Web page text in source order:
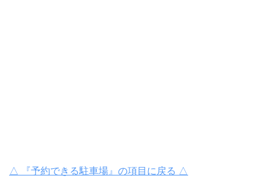
△ 『予約できる駐車場』の項目に戻る △